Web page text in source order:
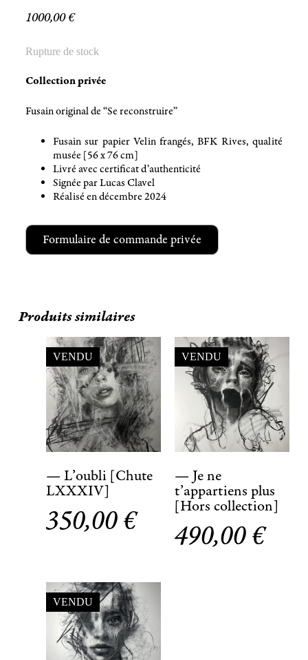
1000,00€
Rupture de stock
Collection privée
Fusain original de “Se reconstruire”
Fusain sur papier Velin frangés, BFK Rives, qualité
musée [56 x 76 cm]
Livré avec certificat d’authenticité
Signée par Lucas Clavel
Réalisé en décembre 2024
Formulaire de commande privée
Produits similaires
VENDU
— L’oubli [Chute
LXXXIV]
350,00€
VENDU
— Je ne
t’appartiens plus
[Hors collection]
490,00€
VENDU